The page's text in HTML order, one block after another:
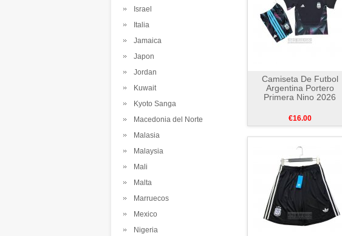
Israel
Italia
Jamaica
Japon
Jordan
Kuwait
Kyoto Sanga
Macedonia del Norte
Malasia
Malaysia
Mali
Malta
Marruecos
Mexico
Nigeria
Camiseta De Futbol
Argentina Portero
Primera Nino 2026
€16.00